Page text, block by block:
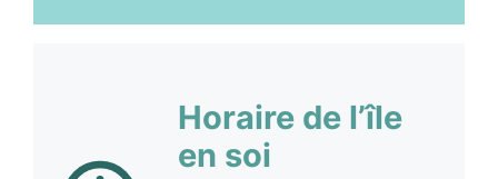
Horaire de l’île
en soi